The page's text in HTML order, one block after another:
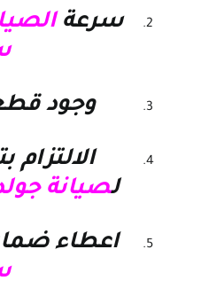
سرعة
وجود
الالتزام
لصيانة
اعطاء